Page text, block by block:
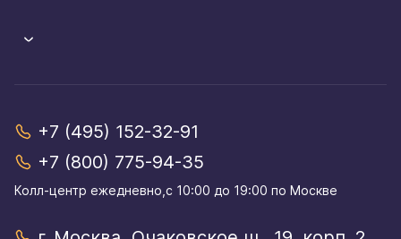
+7 (495) 152-32-91
+7 (800) 775-94-35
Колл-центр eжедневно,с 10:00 до 19:00 по Москве